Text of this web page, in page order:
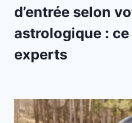
d’entrée selon
astrologique :
experts